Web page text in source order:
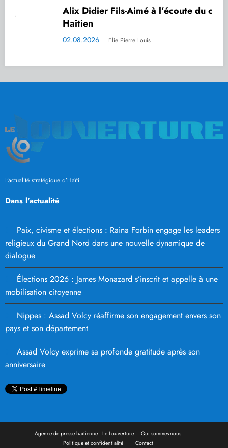
Alix Didier Fils-Aimé à l’écoute du cap-
Elie Pierre Louis
L’actualité stratégique d’Haïti
Dans l'actualité
Paix, civisme et élections : Raina Forbin engage les leaders
religieux du Grand Nord dans une nouvelle dynamique de
dialogue
Élections 2026 : James Monazard s’inscrit et appelle à une
mobilisation citoyenne
Nippes : Assad Volcy réaffirme son engagement envers son
pays et son département
Assad Volcy exprime sa profonde gratitude après son
anniversaire
Agence de presse haïtienne | Le Louverture – Qui sommes-nous
Politique et confidentialité
Contact